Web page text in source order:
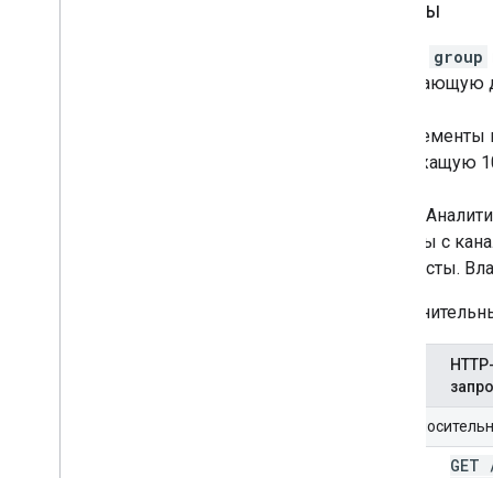
Группы
group
включающую
Все
содержащую
Группа
связаны с
плейлисты.
HTTP-
URI
GET